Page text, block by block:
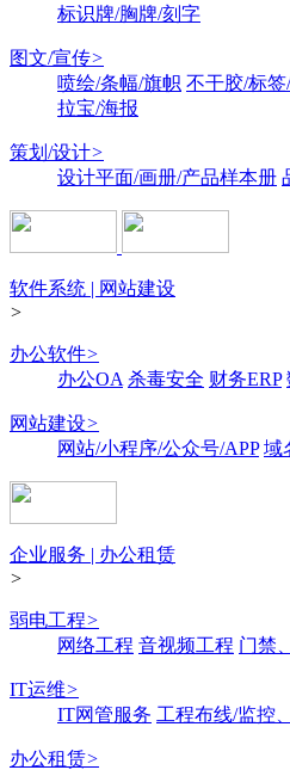
标识牌/胸牌/刻字
图文/宣传>
喷绘/条幅/旗帜 不干胶/标
拉宝/海报
策划/设计>
设计平面/画册/产品样本册
软件系统 | 网站建设
>
办公软件>
办公OA 杀毒安全 财务ERP
网站建设>
网站/小程序/公众号/APP 域
企业服务 | 办公租赁
>
弱电工程>
网络工程 音视频工程 门禁
IT运维>
IT网管服务 工程布线/监控
办公租赁>